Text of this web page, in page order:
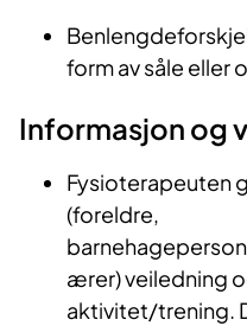
form av såle eller
Informasjon og
Fysioterapeuten
(foreldre,
ærer) veiledning
aktivitet/trening.